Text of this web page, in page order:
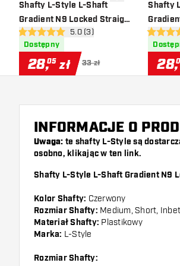
Shafty L-Style L-Shaft
Gradient N9 Locked Straight
Black & Pinkotwórz panel recenzji
5 gwiazdki oceny5.0 (3)
Dostępny
28,05 zł 33 zł
Shafty
Black &
4.8
28,
INFORMACJE O
Uwaga: te shafty L-Style są
osobno, klikając w ten link.
Shafty L-Style L-Shaft Gradient N9
Kolor Shafty: Czerwony
Rozmiar Shafty: Medium, Short,
Materiał Shafty: Plastikowy
Marka: L-Style
Rozmiar Shafty: